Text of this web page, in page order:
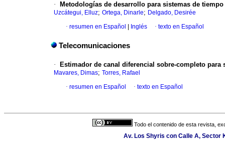
· Metodologías de desarrollo para sistemas de
Uzcátegui, Elluz; Ortega, Dinarle; Delgado, Desirée
· resumen en Español Inglés · texto en Español
Telecomunicaciones
· Estimador de canal diferencial sobre-completo para
Mavares, Dimas; Torres, Rafael
· resumen en Español · texto en Español
Todo el contenido de esta revista,
Av. Los Shyris con Calle A, Sector